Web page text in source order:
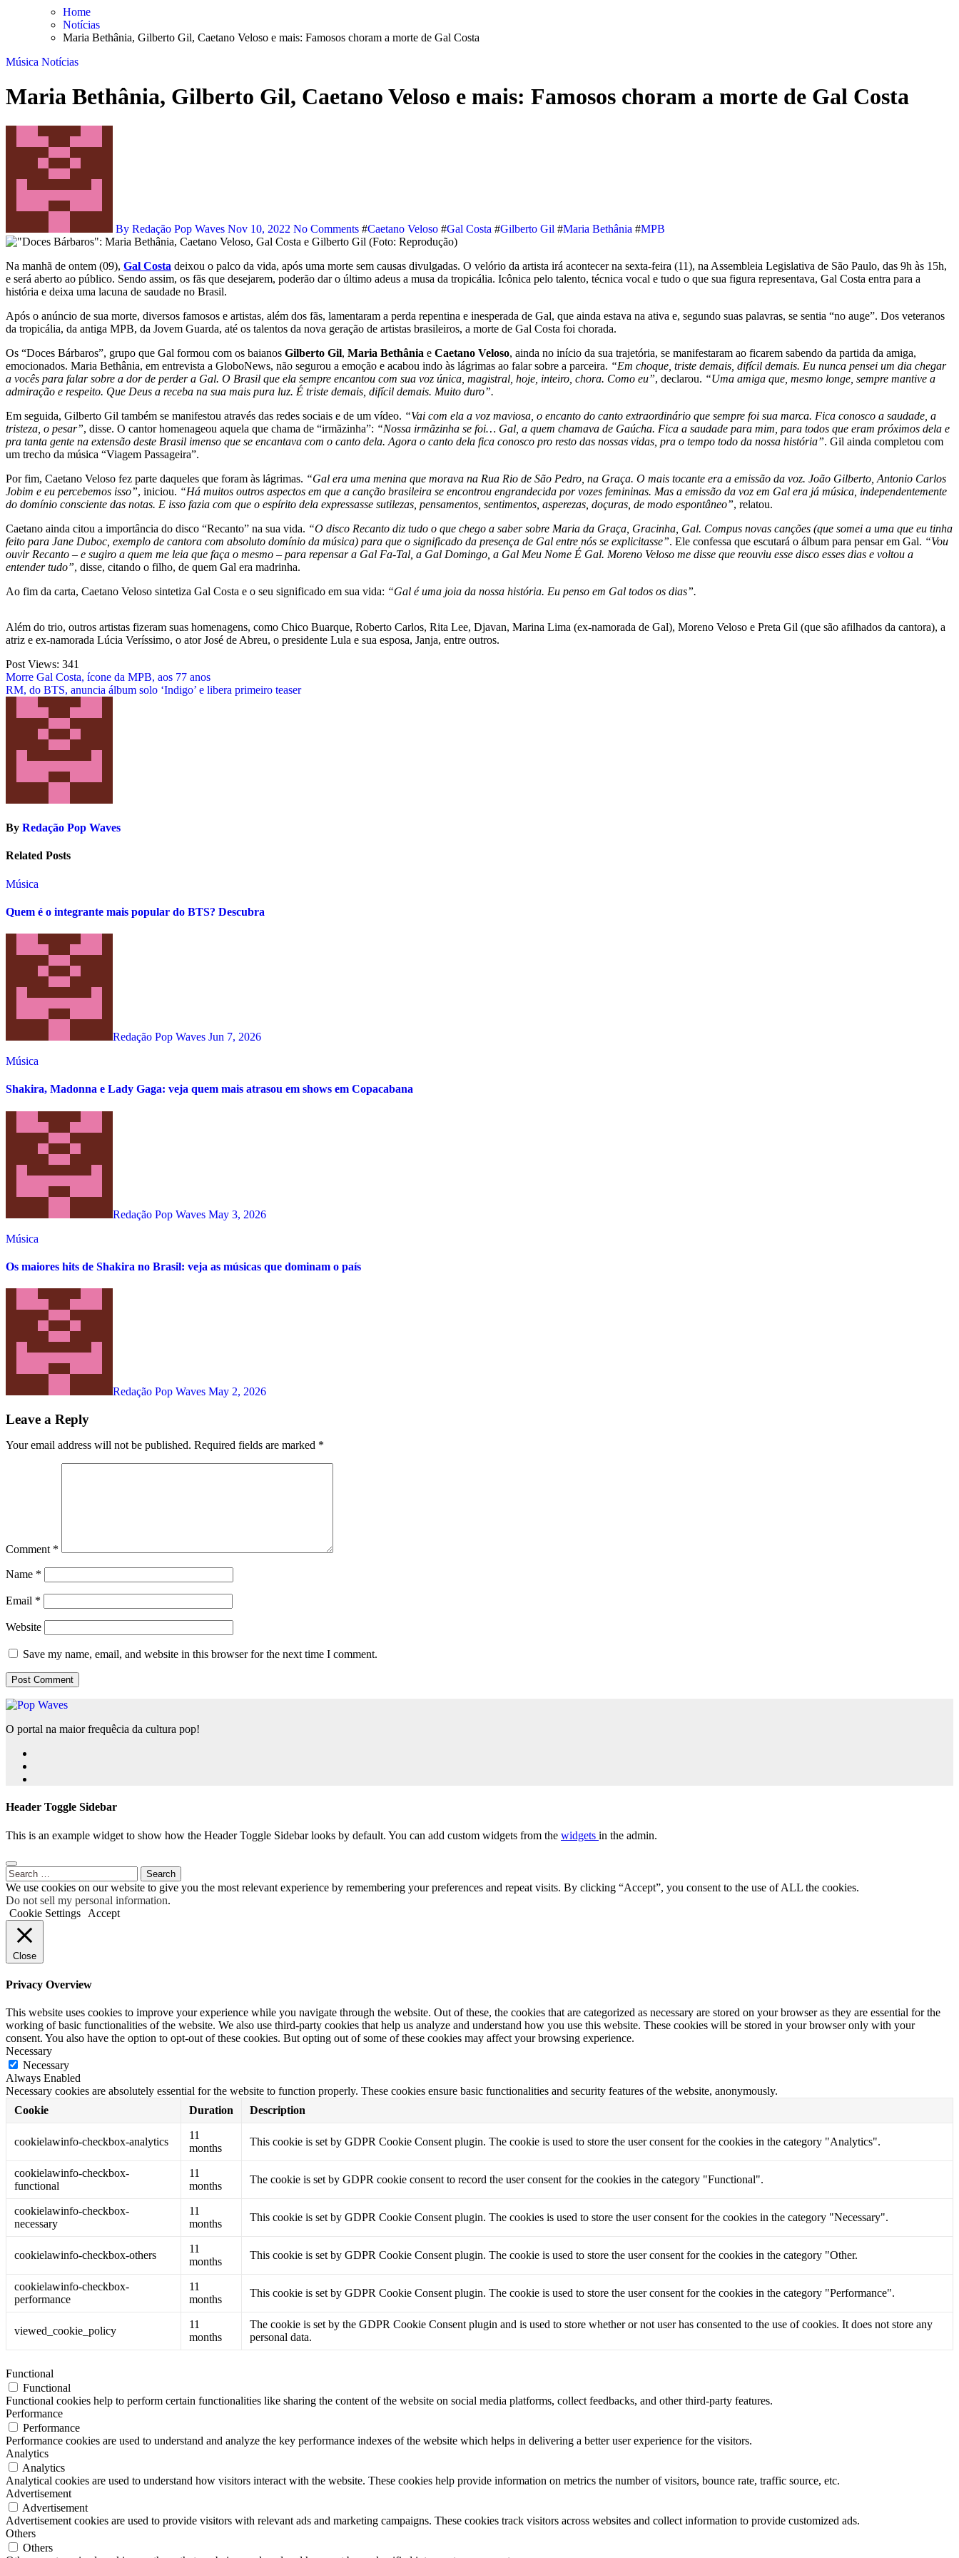
Home
Notícias
Maria Bethânia, Gilberto Gil, Caetano Veloso e mais: Famosos choram a morte de Gal Costa
Música Notícias
Maria Bethânia, Gilberto Gil, Caetano Veloso e mais: Famosos choram a morte de Gal Costa
By Redação Pop Waves Nov 10, 2022 No Comments #Caetano Veloso #Gal Costa #Gilberto Gil #Maria Bethânia #MPB
Na manhã de ontem (09), Gal Costa deixou o palco da vida, após uma morte sem causas divulgadas. O velório da artista irá acontecer na sexta-feira (11), na Assembleia Legislativa de São Paulo, das 9h às 15h,
e será aberto ao público. Sendo assim, os fãs que desejarem, poderão dar o último adeus a musa da tropicália. Icônica pelo talento, técnica vocal e tudo o que sua figura representava, Gal Costa entra para a
história e deixa uma lacuna de saudade no Brasil.
Após o anúncio de sua morte, diversos famosos e artistas, além dos fãs, lamentaram a perda repentina e inesperada de Gal, que ainda estava na ativa e, segundo suas palavras, se sentia “no auge”. Dos veteranos
da tropicália, da antiga MPB, da Jovem Guarda, até os talentos da nova geração de artistas brasileiros, a morte de Gal Costa foi chorada.
Os “Doces Bárbaros”, grupo que Gal formou com os baianos Gilberto Gil, Maria Bethânia e Caetano Veloso, ainda no início da sua trajetória, se manifestaram ao ficarem sabendo da partida da amiga,
emocionados. Maria Bethânia, em entrevista a GloboNews, não segurou a emoção e acabou indo às lágrimas ao falar sobre a parceira. “Em choque, triste demais, difícil demais. Eu nunca pensei um dia chegar
a vocês para falar sobre a dor de perder a Gal. O Brasil que ela sempre encantou com sua voz única, magistral, hoje, inteiro, chora. Como eu”, declarou. “Uma amiga que, mesmo longe, sempre mantive a
admiração e respeito. Que Deus a receba na sua mais pura luz. É triste demais, difícil demais. Muito duro”.
Em seguida, Gilberto Gil também se manifestou através das redes sociais e de um vídeo. “Vai com ela a voz maviosa, o encanto do canto extraordinário que sempre foi sua marca. Fica conosco a saudade, a
tristeza, o pesar”, disse. O cantor homenageou aquela que chama de “irmãzinha”: “Nossa irmãzinha se foi… Gal, a quem chamava de Gaúcha. Fica a saudade para mim, para todos que eram próximos dela e
pra tanta gente na extensão deste Brasil imenso que se encantava com o canto dela. Agora o canto dela fica conosco pro resto das nossas vidas, pra o tempo todo da nossa história”. Gil ainda completou com
um trecho da música “Viagem Passageira”.
Por fim, Caetano Veloso fez parte daqueles que foram às lágrimas. “Gal era uma menina que morava na Rua Rio de São Pedro, na Graça. O mais tocante era a emissão da voz. João Gilberto, Antonio Carlos
Jobim e eu percebemos isso”, iniciou. “Há muitos outros aspectos em que a canção brasileira se encontrou engrandecida por vozes femininas. Mas a emissão da voz em Gal era já música, independentemente
do domínio consciente das notas. E isso fazia com que o espírito dela expressasse sutilezas, pensamentos, sentimentos, asperezas, doçuras, de modo espontâneo”, relatou.
Caetano ainda citou a importância do disco “Recanto” na sua vida. “O disco Recanto diz tudo o que chego a saber sobre Maria da Graça, Gracinha, Gal. Compus novas canções (que somei a uma que eu tinha
feito para Jane Duboc, exemplo de cantora com absoluto domínio da música) para que o significado da presença de Gal entre nós se explicitasse”. Ele confessa que escutará o álbum para pensar em Gal. “Vou
ouvir Recanto – e sugiro a quem me leia que faça o mesmo – para repensar a Gal Fa-Tal, a Gal Domingo, a Gal Meu Nome É Gal. Moreno Veloso me disse que reouviu esse disco esses dias e voltou a
entender tudo”, disse, citando o filho, de quem Gal era madrinha.
Ao fim da carta, Caetano Veloso sintetiza Gal Costa e o seu significado em sua vida: “Gal é uma joia da nossa história. Eu penso em Gal todos os dias”.
Além do trio, outros artistas fizeram suas homenagens, como Chico Buarque, Roberto Carlos, Rita Lee, Djavan, Marina Lima (ex-namorada de Gal), Moreno Veloso e Preta Gil (que são afilhados da cantora), a
atriz e ex-namorada Lúcia Veríssimo, o ator José de Abreu, o presidente Lula e sua esposa, Janja, entre outros.
Post Views: 341
Post
navigation
Morre Gal Costa, ícone da MPB, aos 77 anos
RM, do BTS, anuncia álbum solo ‘Indigo’ e libera primeiro teaser
By Redação Pop Waves
Related Posts
Música
Quem é o integrante mais popular do BTS? Descubra
Redação Pop Waves Jun 7, 2026
Música
Shakira, Madonna e Lady Gaga: veja quem mais atrasou em shows em Copacabana
Redação Pop Waves May 3, 2026
Música
Os maiores hits de Shakira no Brasil: veja as músicas que dominam o país
Redação Pop Waves May 2, 2026
Leave a Reply
Your email address will not be published. Required fields are marked *
Comment *
Name *
Email *
Website
Save my name, email, and website in this browser for the next time I comment.
O portal na maior frequêcia da cultura pop!
Header Toggle Sidebar
This is an example widget to show how the Header Toggle Sidebar looks by default. You can add custom widgets from the widgets in the admin.
Search
for:
We use cookies on our website to give you the most relevant experience by remembering your preferences and repeat visits. By clicking “Accept”, you consent to the use of ALL the cookies.
Do not sell my personal information.
Cookie Settings
Accept
Close
Privacy Overview
This website uses cookies to improve your experience while you navigate through the website. Out of these, the cookies that are categorized as necessary are stored on your browser as they are essential for the
working of basic functionalities of the website. We also use third-party cookies that help us analyze and understand how you use this website. These cookies will be stored in your browser only with your
consent. You also have the option to opt-out of these cookies. But opting out of some of these cookies may affect your browsing experience.
Necessary
Necessary
Always Enabled
Necessary cookies are absolutely essential for the website to function properly. These cookies ensure basic functionalities and security features of the website, anonymously.
Cookie
Duration Description
cookielawinfo-checkbox-analytics
11
months
This cookie is set by GDPR Cookie Consent plugin. The cookie is used to store the user consent for the cookies in the category "Analytics".
cookielawinfo-checkbox-
functional
11
months
The cookie is set by GDPR cookie consent to record the user consent for the cookies in the category "Functional".
cookielawinfo-checkbox-
necessary
11
months
This cookie is set by GDPR Cookie Consent plugin. The cookies is used to store the user consent for the cookies in the category "Necessary".
cookielawinfo-checkbox-others
11
months
This cookie is set by GDPR Cookie Consent plugin. The cookie is used to store the user consent for the cookies in the category "Other.
cookielawinfo-checkbox-
performance
11
months
This cookie is set by GDPR Cookie Consent plugin. The cookie is used to store the user consent for the cookies in the category "Performance".
viewed_cookie_policy
11
months
The cookie is set by the GDPR Cookie Consent plugin and is used to store whether or not user has consented to the use of cookies. It does not store any
personal data.
Functional
Functional
Functional cookies help to perform certain functionalities like sharing the content of the website on social media platforms, collect feedbacks, and other third-party features.
Performance
Performance
Performance cookies are used to understand and analyze the key performance indexes of the website which helps in delivering a better user experience for the visitors.
Analytics
Analytics
Analytical cookies are used to understand how visitors interact with the website. These cookies help provide information on metrics the number of visitors, bounce rate, traffic source, etc.
Advertisement
Advertisement
Advertisement cookies are used to provide visitors with relevant ads and marketing campaigns. These cookies track visitors across websites and collect information to provide customized ads.
Others
Others